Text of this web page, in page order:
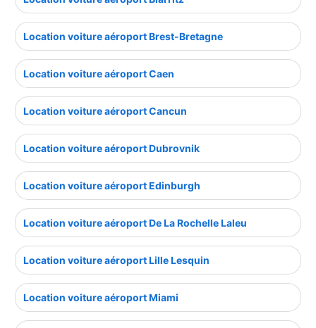
Location voiture aéroport Brest-Bretagne
Location voiture aéroport Caen
Location voiture aéroport Cancun
Location voiture aéroport Dubrovnik
Location voiture aéroport Edinburgh
Location voiture aéroport De La Rochelle Laleu
Location voiture aéroport Lille Lesquin
Location voiture aéroport Miami